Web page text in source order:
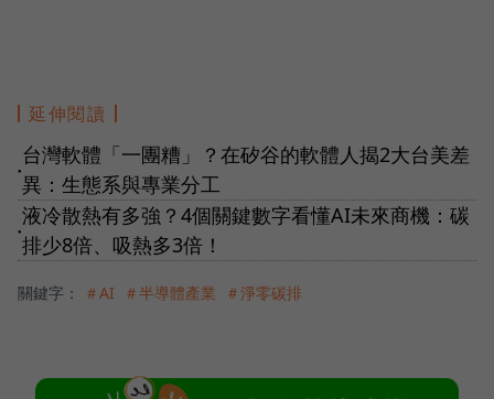
延伸閱讀
●
台灣軟體「一團糟」？在矽谷的軟體人揭2大台美差
異：生態系與專業分工
●
液冷散熱有多強？4個關鍵數字看懂AI未來商機：碳
排少8倍、吸熱多3倍！
關鍵字： ＃AI ＃半導體產業 ＃淨零碳排